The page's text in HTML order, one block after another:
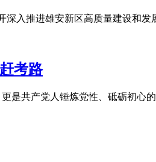
深入推进雄安新区高质量建设和发
考路
是共产党人锤炼党性、砥砺初心